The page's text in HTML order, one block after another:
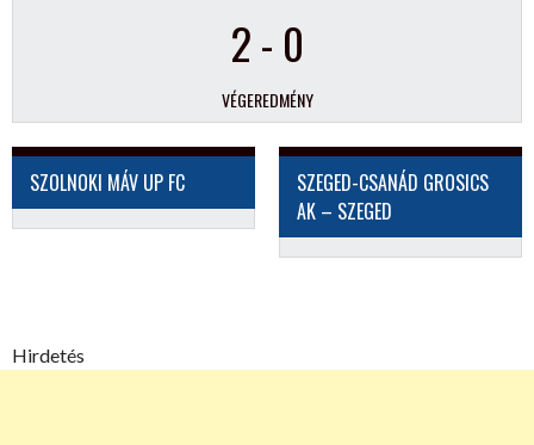
2- 0
VÉGEREDMÉNY
SZOLNOKI MÁV UP FC
SZEGED-CSANÁD GROSICS
AK – SZEGED
Hirdetés